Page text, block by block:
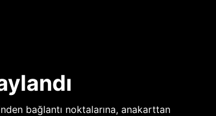
bağlantı noktalarına, anakarttan